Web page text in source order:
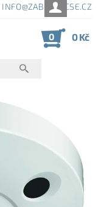
INFO@ZABEZPECSE.CZ
0 0 Kč